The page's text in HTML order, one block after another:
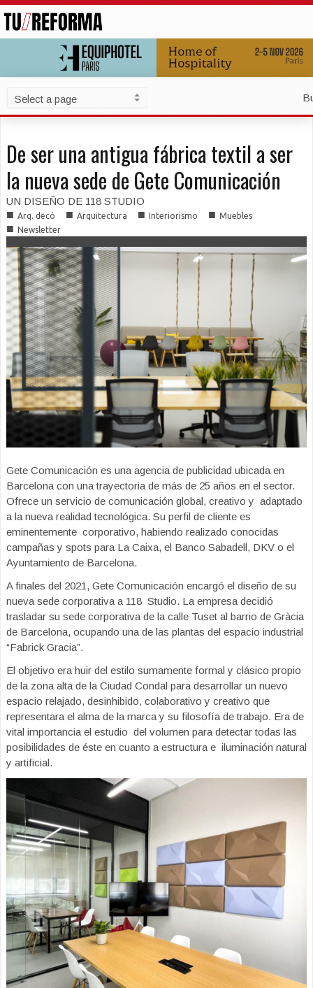
De ser una antigua fábrica textil a ser
la nueva sede de Gete Comunicación
UN DISEÑO DE 118 STUDIO
■ Arq. decó ■ Arquitectura ■ Interiorismo ■ Muebles
■ Newsletter
Gete Comunicación es una agencia de publicidad ubicada en
Barcelona con una trayectoria de más de 25 años en el sector.
Ofrece un servicio de comunicación global, creativo y adaptado
a la nueva realidad tecnológica. Su perfil de cliente es
eminentemente corporativo, habiendo realizado conocidas
campañas y spots para La Caixa, el Banco Sabadell, DKV o el
Ayuntamiento de Barcelona.
A finales del 2021, Gete Comunicación encargó el diseño de su
nueva sede corporativa a 118 Studio. La empresa decidió
trasladar su sede corporativa de la calle Tuset al barrio de Gràcia
de Barcelona, ocupando una de las plantas del espacio industrial
“Fabrick Gracia”.
El objetivo era huir del estilo sumamente formal y clásico propio
de la zona alta de la Ciudad Condal para desarrollar un nuevo
espacio relajado, desinhibido, colaborativo y creativo que
representara el alma de la marca y su filosofía de trabajo. Era de
vital importancia el estudio del volumen para detectar todas las
posibilidades de éste en cuanto a estructura e iluminación natural
y artificial.